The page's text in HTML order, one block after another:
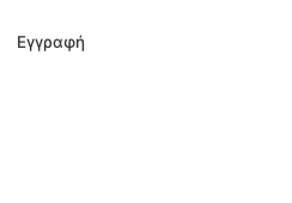
Εγγραφή